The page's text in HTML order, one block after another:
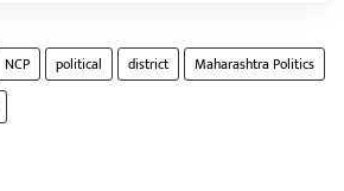
NCP political district
Maharashtra Politics